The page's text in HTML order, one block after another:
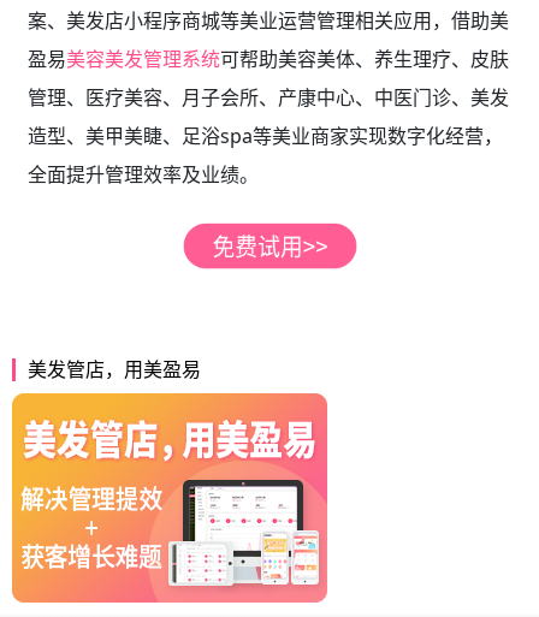
案、 美发店小程序商城等美业运营管理相关应用，借助美
盈易美容美发管理系统可帮助美容美体、养生理疗、皮肤
管理、医疗美容、月子会所、产康中心、中医门诊、美发
造型、美甲美睫、足浴spa等美业商家实现数字化经营，
全面提升管理效率及业绩。
美发管店，用美盈易